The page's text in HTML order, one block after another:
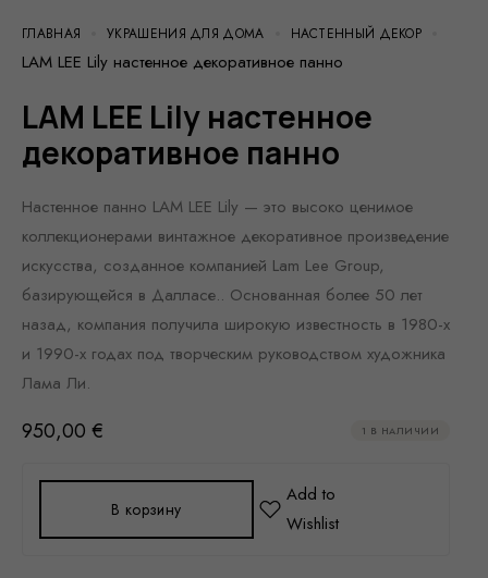
ГЛАВНАЯ УКРАШЕНИЯ ДЛЯ ДОМА НАСТЕННЫЙ ДЕКОР
LAM LEE Lily настенное декоративное панно
LAM LEE Lily настенное
декоративное панно
Настенное панно LAM LEE Lily — это высоко ценимое
коллекционерами винтажное декоративное произведение
искусства, созданное компанией Lam Lee Group,
базирующейся в Далласе.. Основанная более 50 лет
назад, компания получила широкую известность в 1980-х
и 1990-х годах под творческим руководством художника
Лама Ли.
950,00 € 1 В НАЛИЧИИ
В корзину